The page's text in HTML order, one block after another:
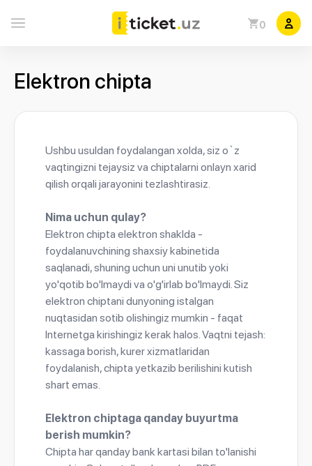
0
Elektron chipta
Ushbu usuldan foydalangan xolda, siz o`z
vaqtingizni tejaysiz va chiptalarni onlayn xarid
qilish orqali jarayonini tezlashtirasiz.
Nima uchun qulay?
Elektron chipta elektron shaklda -
foydalanuvchining shaxsiy kabinetida
saqlanadi, shuning uchun uni unutib yoki
yo'qotib bo'lmaydi va o'g'irlab bo'lmaydi. Siz
elektron chiptani dunyoning istalgan
nuqtasidan sotib olishingiz mumkin - faqat
Internetga kirishingiz kerak halos. Vaqtni tejash:
kassaga borish, kurer xizmatlaridan
foydalanish, chipta yetkazib berilishini kutish
shart emas.
Elektron chiptaga qanday buyurtma
berish mumkin?
Chipta har qanday bank kartasi bilan to'lanishi